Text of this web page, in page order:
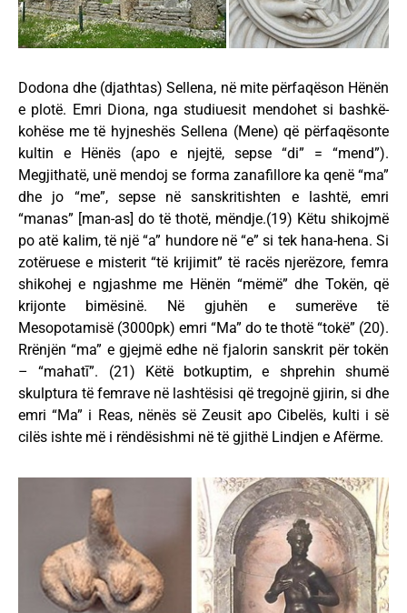
Dodona dhe (djathtas) Sellena, në mite përfaqëson Hënën
e plotë. Emri Diona, nga studiuesit mendohet si bashkë-
kohëse me të hyjneshës Sellena (Mene) që përfaqësonte
kultin e Hënës (apo e njejtë, sepse “di” = “mend”).
Megjithatë, unë mendoj se forma zanafillore ka qenë “ma”
dhe jo “me”, sepse në sanskritishten e lashtë, emri
“manas” [man-as] do të thotë, mëndje.(19) Këtu shikojmë
po atë kalim, të një “a” hundore në “e” si tek hana-hena. Si
zotëruese e misterit “të krijimit” të racës njerëzore, femra
shikohej e ngjashme me Hënën “mëmë” dhe Tokën, që
krijonte bimësinë. Në gjuhën e sumerëve të
Mesopotamisë (3000pk) emri “Ma” do te thotë “tokë” (20).
Rrënjën “ma” e gjejmë edhe në fjalorin sanskrit për tokën
– “mahatī”. (21) Këtë botkuptim, e shprehin shumë
skulptura të femrave në lashtësisi që tregojnë gjirin, si dhe
emri “Ma” i Reas, nënës së Zeusit apo Cibelës, kulti i së
cilës ishte më i rëndësishmi në të gjithë Lindjen e Afërme.